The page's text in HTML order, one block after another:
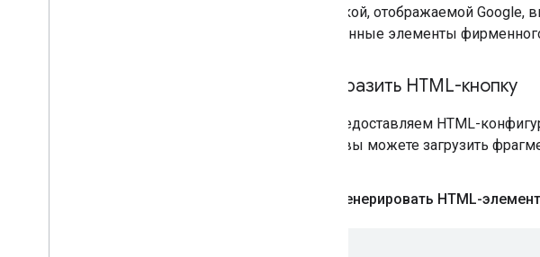
с кнопкой, отображаемой Google,
одобренные элементы
Отобразить HTML-кнопку
Мы предоставляем HTML-
Затем вы можете загрузить
Сгенерировать HTML-